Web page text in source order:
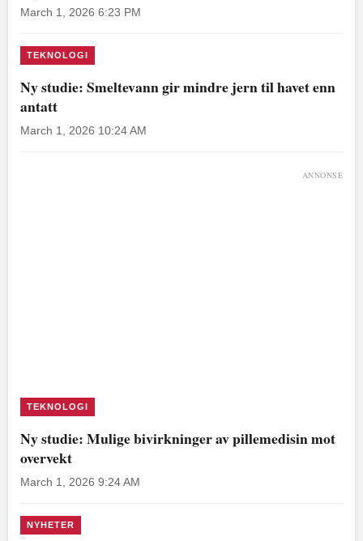
March 1, 2026 6:23 PM
TEKNOLOGI
Ny studie: Smeltevann gir mindre jern til havet enn
antatt
March 1, 2026 10:24 AM
ANNONSE
TEKNOLOGI
Ny studie: Mulige bivirkninger av pillemedisin mot
overvekt
March 1, 2026 9:24 AM
NYHETER